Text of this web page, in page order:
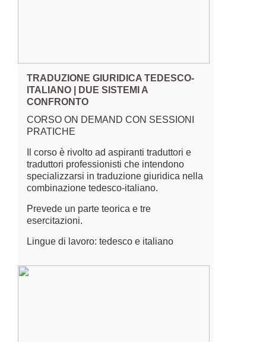
TRADUZIONE GIURIDICA TEDESCO-
ITALIANO | DUE SISTEMI A
CONFRONTO
CORSO ON DEMAND CON SESSIONI
PRATICHE
Il corso è rivolto ad aspiranti traduttori e
traduttori professionisti che intendono
specializzarsi in traduzione giuridica nella
combinazione tedesco-italiano.
Prevede un parte teorica e tre
esercitazioni.
Lingue di lavoro: tedesco e italiano